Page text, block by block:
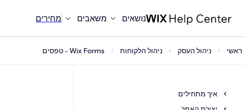
נושאים משאבים מחירים
ראשי ניהול העסק ניהול הלקוחות Wix Forms - טפסים
איך מתחילים